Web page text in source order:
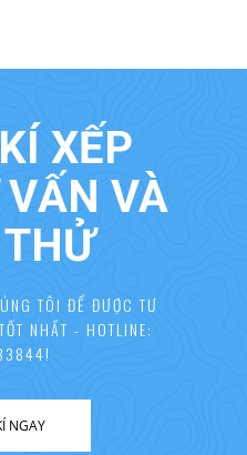
XẾP
VÀ
TÔI ĐỂ ĐƯỢC TƯ
NHẤT - HOTLINE:
NGAY